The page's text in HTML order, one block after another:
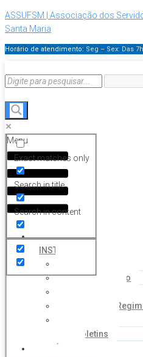
ASSUFSM | Associação dos
Santa Maria
Horário de atendimento: Seg – Sex: Das
Exact matches only
Search in title
Search in content
Menu
HOME
INSTITUCIONAL
Coordenação
Estatuto e
Boletins